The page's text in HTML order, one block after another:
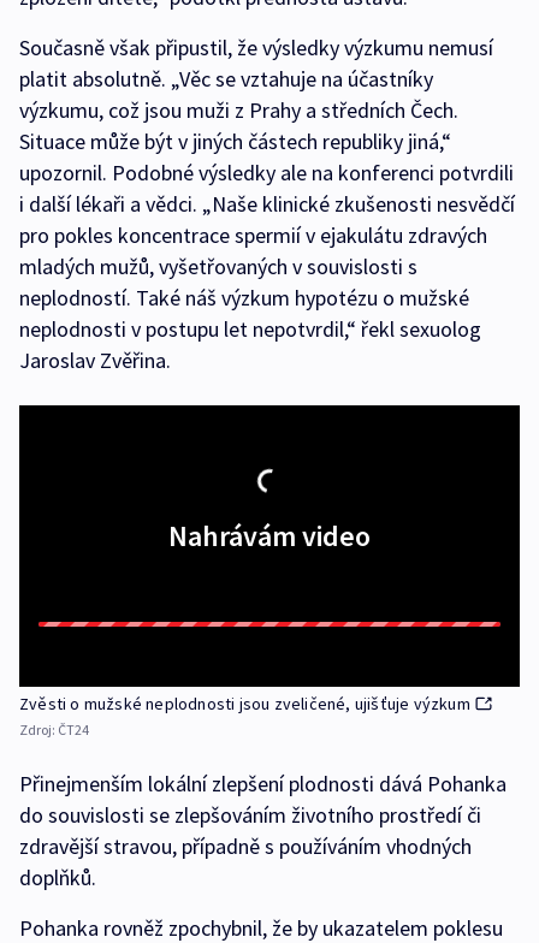
Současně však připustil, že výsledky výzkumu nemusí
platit absolutně. „Věc se vztahuje na účastníky
výzkumu, což jsou muži z Prahy a středních Čech.
Situace může být v jiných částech republiky jiná,“
upozornil. Podobné výsledky ale na konferenci potvrdili
i další lékaři a vědci. „Naše klinické zkušenosti nesvědčí
pro pokles koncentrace spermií v ejakulátu zdravých
mladých mužů, vyšetřovaných v souvislosti s
neplodností. Také náš výzkum hypotézu o mužské
neplodnosti v postupu let nepotvrdil,“ řekl sexuolog
Jaroslav Zvěřina.
Nahrávám video
Zvěsti o mužské neplodnosti jsou zveličené, ujišťuje výzkum
Zdroj: ČT24
Přinejmenším lokální zlepšení plodnosti dává Pohanka
do souvislosti se zlepšováním životního prostředí či
zdravější stravou, případně s používáním vhodných
doplňků.
Pohanka rovněž zpochybnil, že by ukazatelem poklesu